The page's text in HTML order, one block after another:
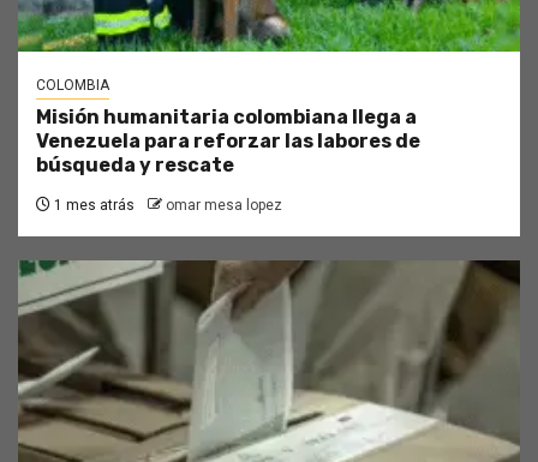
COLOMBIA
Misión humanitaria colombiana llega a
Venezuela para reforzar las labores de
búsqueda y rescate
1 mes atrás omar mesa lopez